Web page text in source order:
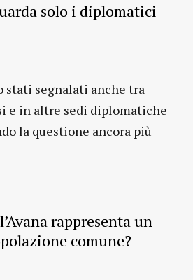
solo i diplomatici
stati segnalati anche tra
e in altre sedi diplomatiche
la questione ancora più
rappresenta un
comune?